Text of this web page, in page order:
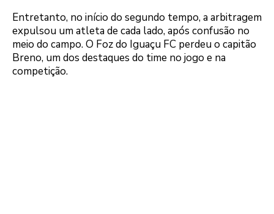
Entretanto, no início do segundo tempo, a arbitragem
expulsou um atleta de cada lado, após confusão no
meio do campo. O Foz do Iguaçu FC perdeu o capitão
Breno, um dos destaques do time no jogo e na
competição.